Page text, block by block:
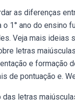
as diferenças
1° ano do
Veja mais
letras
e
de pontuação e.
letras